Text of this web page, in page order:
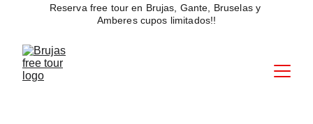
Reserva free tour en Brujas, Gante, Bruselas y
Amberes cupos limitados!!